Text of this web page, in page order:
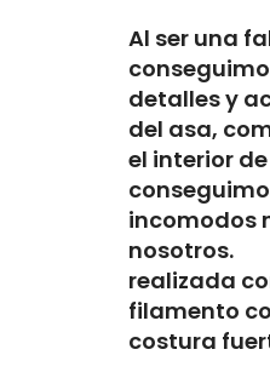
Al ser una
detalles y
del asa,
el interior
incomodos
realizada
filamento
costura